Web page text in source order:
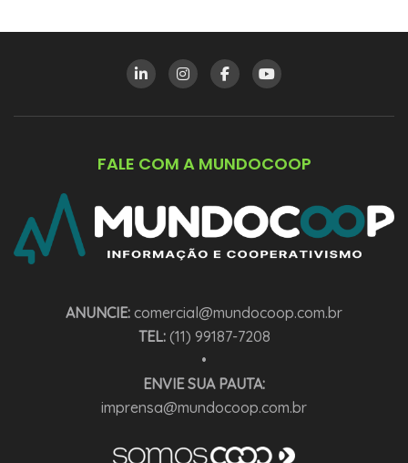
FALE COM A MUNDOCOOP
ANUNCIE: comercial@mundocoop.com.br
TEL:(11) 99187-7208
•
ENVIE SUA PAUTA:
imprensa@mundocoop.com.br